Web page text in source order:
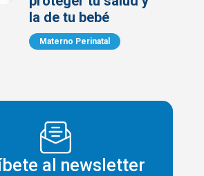
la de tu bebé
Materno Perinatal
al newsletter